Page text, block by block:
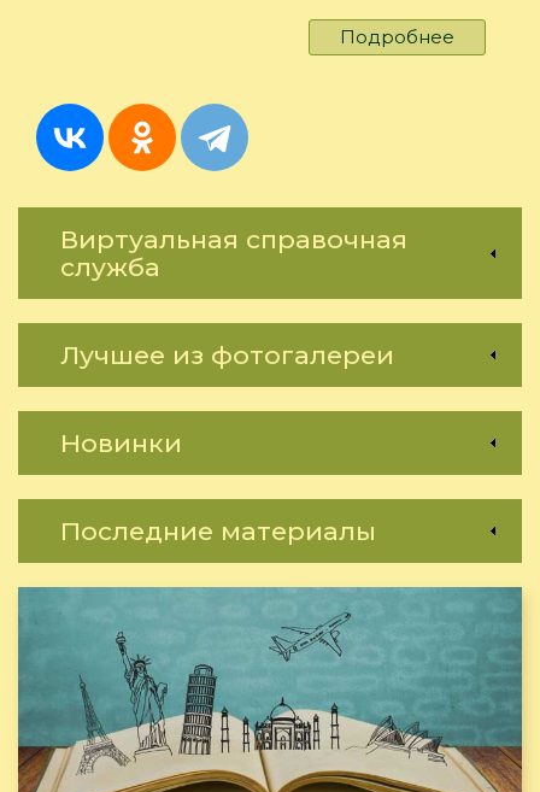
Подробнее
Виртуальная справочная
служба
Лучшее из фотогалереи
Новинки
Последние материалы